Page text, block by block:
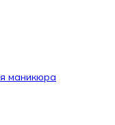
маникюра